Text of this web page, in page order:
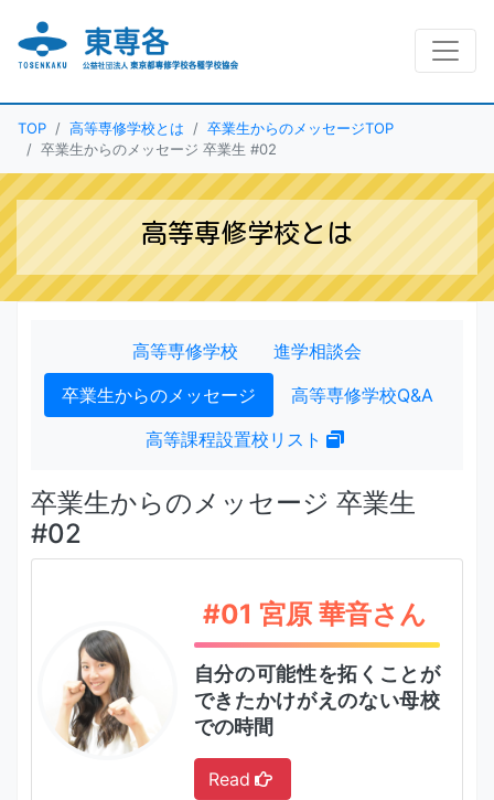
TOP 高等専修学校とは
卒業生からのメッセージTOP
卒業生からのメッセージ 卒業生 #02
高等専修学校とは
高等専修学校
進学相談会
卒業生からのメッセージ
高等専修学校Q&A
高等課程設置校リスト
卒業生からのメッセージ 卒業生
#02
#01 宮原 華音さん
自分の可能性を拓くことが
できたかけがえのない母校
での時間
Read